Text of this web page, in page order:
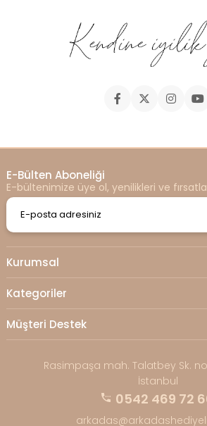
Rasimpaşa mah. Talatbey Sk. no
İstanbul
0542 469 72
Kurumsal
Kategoriler
Müşteri Destek
E-Bülten Aboneliği
E-bültenimize üye ol, yenilikleri ve